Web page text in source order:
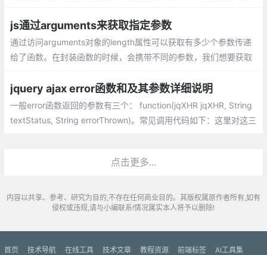
js通过arguments来获取指定参数
通过访问arguments对象的length属性可以获取有多少个参数传递
给了函数。在封装函数的时候，会携带不同的参数，我们想要获取
与命名参数一起使用。arguments的值要永远与对应命名参数的值
保持同步
jquery ajax error函数和及其参数详细说明
一般error函数返回的参数有三个： function(jqXHR jqXHR, String
textStatus, String errorThrown)。常见调用代码如下：这里对这三
点击更多...
内容以共享、参考、研究为目的,不存在任何商业目的。其版权属原作者所有,如有
侵权或违规,请与小编联系!情况属实本人将予以删除!
首页 技术导航 在线工具 技术文章 教程资源 前端标签 AI工具集